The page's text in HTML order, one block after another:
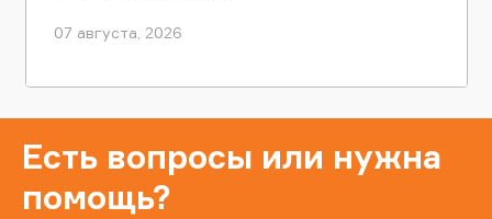
07 августа, 2026
Есть вопросы или нужна
помощь?